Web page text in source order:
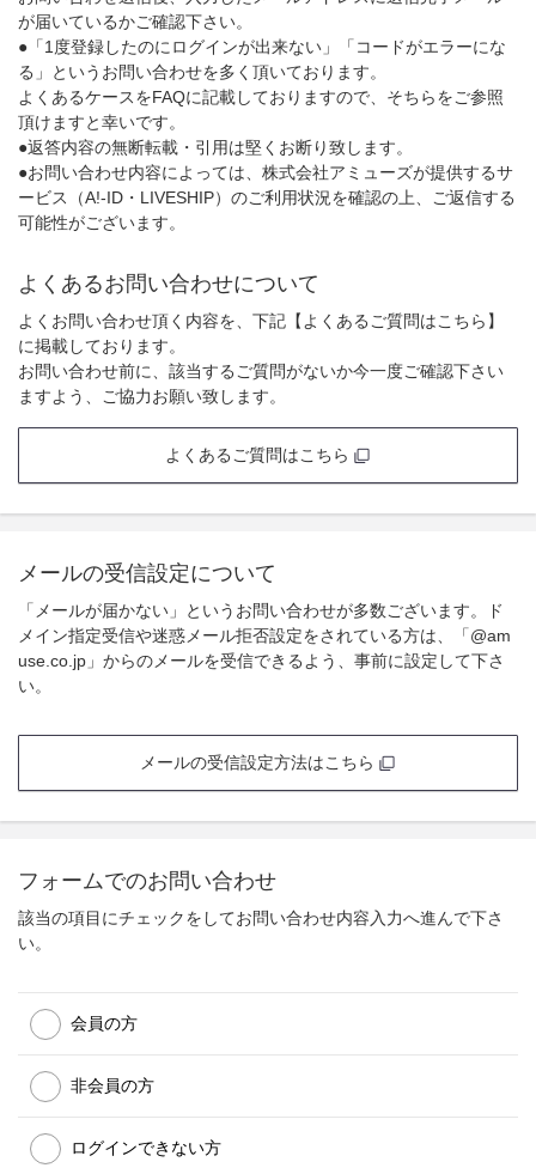
が届いているかご確認下さい。
●「1度登録したのにログインが出来ない」「コードがエラーにな
る」というお問い合わせを多く頂いております。
よくあるケースをFAQに記載しておりますので、そちらをご参照
頂けますと幸いです。
●返答内容の無断転載・引用は堅くお断り致します。
●お問い合わせ内容によっては、株式会社アミューズが提供するサ
ービス（A!-ID・LIVESHIP）のご利用状況を確認の上、ご返信する
可能性がございます。
よくあるお問い合わせについて
よくお問い合わせ頂く内容を、下記【よくあるご質問はこちら】
に掲載しております。
お問い合わせ前に、該当するご質問がないか今一度ご確認下さい
ますよう、ご協力お願い致します。
よくあるご質問はこちら
メールの受信設定について
「メールが届かない」というお問い合わせが多数ございます。ド
メイン指定受信や迷惑メール拒否設定をされている方は、「@am
use.co.jp」からのメールを受信できるよう、事前に設定して下さ
い。
メールの受信設定方法はこちら
フォームでのお問い合わせ
該当の項目にチェックをしてお問い合わせ内容入力へ進んで下さ
い。
会員の方
非会員の方
ログインできない方